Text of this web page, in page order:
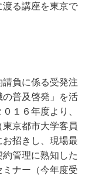
る講座を東京で
負に係る受発注
普及啓発」を活
１６年度より、
京都市大学客員
招きし、現場最
管理に熟知した
ナー（今年度受